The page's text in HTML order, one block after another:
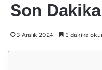
Son
3 Aralık 2024 3 dakika